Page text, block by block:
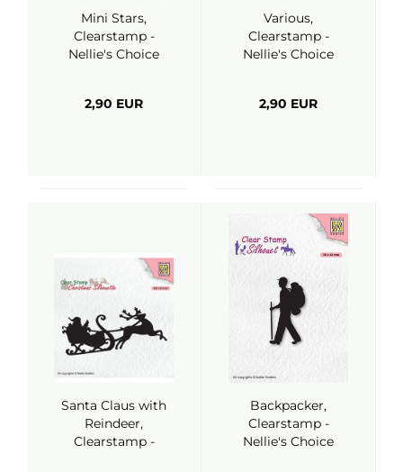
Mini Stars,
Clearstamp -
Nellie's Choice
2,90 EUR
Various,
Clearstamp -
Nellie's Choice
2,90 EUR
Santa Claus with
Reindeer,
Clearstamp -
Backpacker,
Clearstamp -
Nellie's Choice